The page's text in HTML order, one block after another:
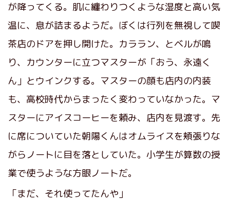
が降ってくる。肌に纏わりつくような湿度と高い気
温に、息が詰まるようだ。ぼくは行列を無視して喫
茶店のドアを押し開けた。カララン、とベルが鳴
り、カウンターに立つマスターが「おう、永遠く
ん」とウインクする。マスターの顔も店内の内装
も、高校時代からまったく変わっていなかった。マ
スターにアイスコーヒーを頼み、店内を見渡す。先
に席についていた朝陽くんはオムライスを頬張りな
がらノートに目を落としていた。小学生が算数の授
業で使うような方眼ノートだ。
「まだ、それ使ってたんや」